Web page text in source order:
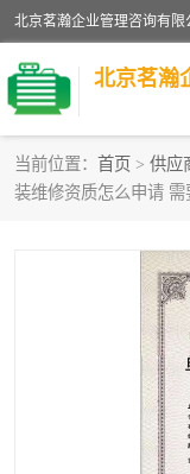
北京茗瀚
当前位置： 首页 > 供应
装维修资质怎么申请 需
烟道清洗资质
防爆电气维修安
矿用设备检修资质